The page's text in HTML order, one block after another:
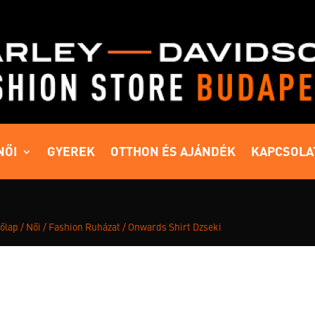
GYEREK OTTHON ÉS AJÁNDÉK
/ Női / Fashion Ruházat / Onwards Shirt Dzseki